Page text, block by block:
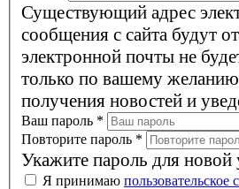
Существующий адрес
сообщения с сайта будут
электронной почты не
только по вашему
получения новостей и
Ваш пароль *
Повторите пароль *
Укажите пароль для новой
Я принимаю пользовательское